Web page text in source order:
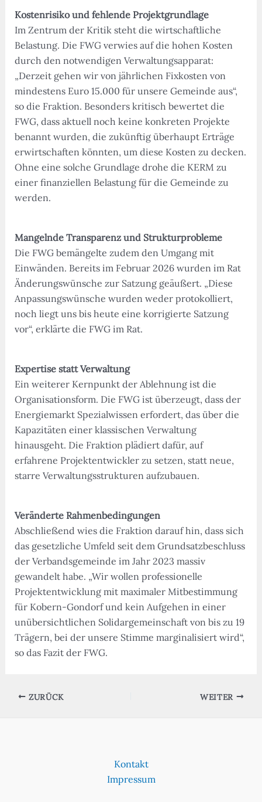
Kostenrisiko und fehlende Projektgrundlage
Im Zentrum der Kritik steht die wirtschaftliche
Belastung. Die FWG verwies auf die hohen Kosten
durch den notwendigen Verwaltungsapparat:
„Derzeit gehen wir von jährlichen Fixkosten von
mindestens Euro 15.000 für unsere Gemeinde aus“,
so die Fraktion. Besonders kritisch bewertet die
FWG, dass aktuell noch keine konkreten Projekte
benannt wurden, die zukünftig überhaupt Erträge
erwirtschaften könnten, um diese Kosten zu decken.
Ohne eine solche Grundlage drohe die KERM zu
einer finanziellen Belastung für die Gemeinde zu
werden.
Mangelnde Transparenz und Strukturprobleme
Die FWG bemängelte zudem den Umgang mit
Einwänden. Bereits im Februar 2026 wurden im Rat
Änderungswünsche zur Satzung geäußert. „Diese
Anpassungswünsche wurden weder protokolliert,
noch liegt uns bis heute eine korrigierte Satzung
vor“, erklärte die FWG im Rat.
Expertise statt Verwaltung
Ein weiterer Kernpunkt der Ablehnung ist die
Organisationsform. Die FWG ist überzeugt, dass der
Energiemarkt Spezialwissen erfordert, das über die
Kapazitäten einer klassischen Verwaltung
hinausgeht. Die Fraktion plädiert dafür, auf
erfahrene Projektentwickler zu setzen, statt neue,
starre Verwaltungsstrukturen aufzubauen.
Veränderte Rahmenbedingungen
Abschließend wies die Fraktion darauf hin, dass sich
das gesetzliche Umfeld seit dem Grundsatzbeschluss
der Verbandsgemeinde im Jahr 2023 massiv
gewandelt habe. „Wir wollen professionelle
Projektentwicklung mit maximaler Mitbestimmung
für Kobern-Gondorf und kein Aufgehen in einer
unübersichtlichen Solidargemeinschaft von bis zu 19
Trägern, bei der unsere Stimme marginalisiert wird“,
so das Fazit der FWG.
ZURÜCK WEITER
Kontakt
Impressum